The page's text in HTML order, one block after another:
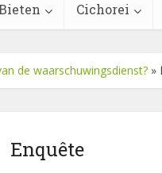
Cichorei
de waarschuwingsdienst? »
Enquête